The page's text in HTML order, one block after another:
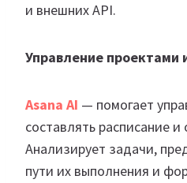
и внешних API.
Управление проектами
Asana AI — помогает
составлять расписание
Анализирует задачи,
пути их выполнения и